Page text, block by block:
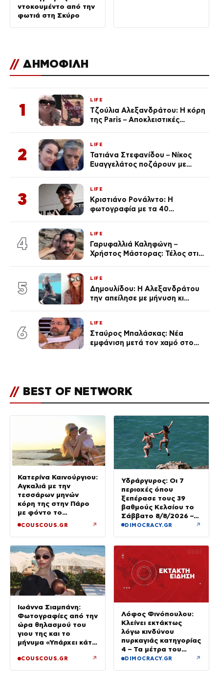
ντοκουμέντο από την
φωτιά στη Σκύρο
// ΔΗΜΟΦΙΛΗ
1
LIFE
Τζούλια Αλεξανδράτου: Η κόρη
της Paris – Αποκλειστικές
2
LIFE
Τατιάνα Στεφανίδου – Νίκος
Ευαγγελάτος ποζάρουν με
3
LIFE
Κριστιάνο Ρονάλντο: Η
φωτογραφία με τα 40
εκ. likes
4
LIFE
Γαρυφαλλιά Καληφώνη –
Χρήστος Μάστορας: Τέλος στις
5
LIFE
Δημουλίδου: Η Αλεξανδράτου
την απείλησε με μήνυση κι
ποια είσαι σοκαρίστικα»
6
LIFE
Σταύρος Μπαλάσκας: Νέα
εμφάνιση μετά τον χαμό στο
// BEST OF NETWORK
Κατερίνα Καινούργιου:
Αγκαλιά με την
τεσσάρων μηνών
κόρη της στην Πάρο
με φόντο το
COUSCOUS.GR ↗
Υδράργυρος: Οι 7
περιοχές όπου
ξεπέρασε τους 39
βαθμούς Κελσίου το
Σάββατο 8/8/2026 –
Πού θα δούμε 40άρια
DIMOCRACY.GR ↗
Ιωάννα Σιαμπάνη:
Φωτογραφίες από την
ώρα θηλασμού του
γιου της και το
μήνυμα «Υπάρχει κάτι
αργές μέρες»
COUSCOUS.GR ↗
Λόφος Φινόπουλου:
Κλείνει εκτάκτως
λόγω κινδύνου
πυρκαγιάς κατηγορίας
4 – Τα μέτρα του
Δήμου Αθηναίων
DIMOCRACY.GR ↗